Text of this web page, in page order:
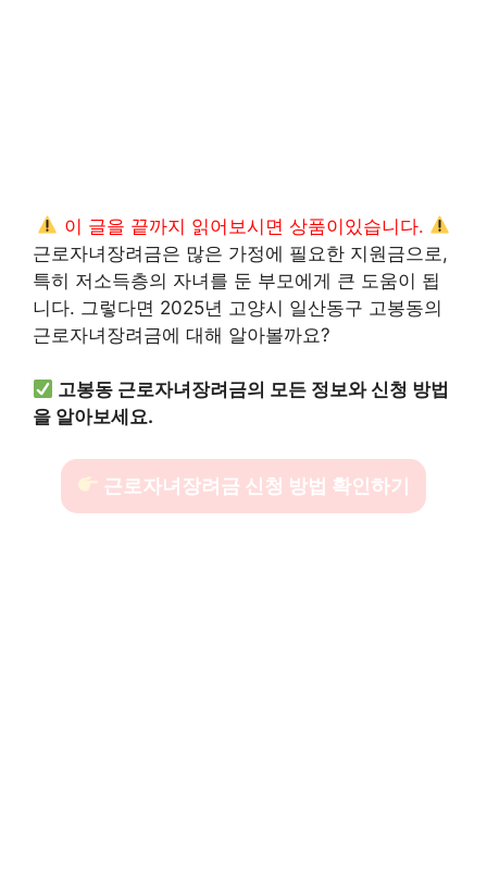
이 글을 끝까지 읽어보시면 상품이있습니다.
근로자녀장려금은 많은 가정에 필요한 지원금으로,
특히 저소득층의 자녀를 둔 부모에게 큰 도움이 됩
니다. 그렇다면 2025년 고양시 일산동구 고봉동의
근로자녀장려금에 대해 알아볼까요?
고봉동 근로자녀장려금의 모든 정보와 신청 방법
을 알아보세요.
근로자녀장려금 신청 방법 확인하기